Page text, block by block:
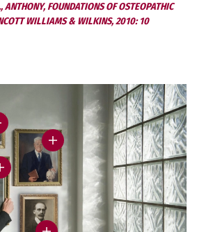
FOUNDATIONS OF OSTEOPATHIC
WILLIAMS & WILKINS, 2010: 10